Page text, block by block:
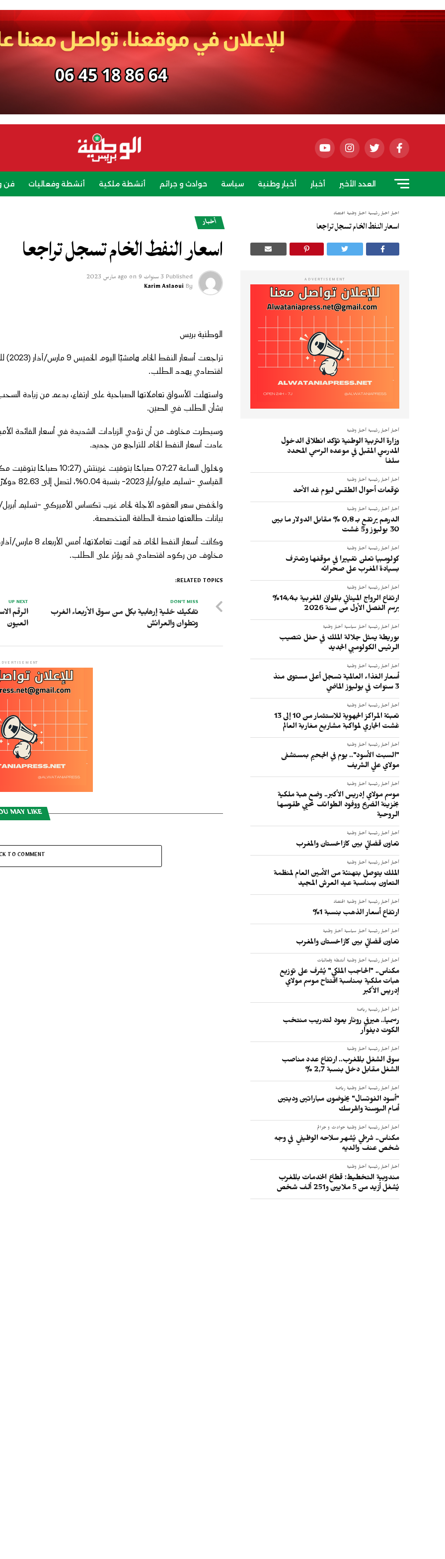
العدد الأخير أخبار أخبار وطنية سياسة حوادث و جرائم أنشطة ملكية أنشطة وفعاليات فن
أخبار أخبار رئيسية أخبار وطنية اقتصاد
اسعار النفط الخام تسجل تراجعا
ADVERTISEMENT
أخبار أخبار رئيسية أخبار وطنية
وزارة التربية الوطنية تؤكد انطلاق الدخول
المدرسي المقبل في موعده الرسمي المحدد
سلفا
أخبار أخبار رئيسية أخبار وطنية
توقعات أحوال الطقس ليوم غد الأحد
أخبار أخبار رئيسية أخبار وطنية
الدرهم يرتفع بـ 0,8 % مقابل الدولار ما بين
30 يوليوز و5 غشت
أخبار أخبار رئيسية أخبار وطنية
كولومبيا تعلن تغييرا في موقفها وتعترف
بسيادة المغرب على صحرائه
أخبار أخبار رئيسية أخبار وطنية
ارتفاع الرواج المينائي بالموانئ المغربية بـ14,4%
برسم الفصل الأول من سنة 2026
أخبار أخبار رئيسية أخبار سياسية أخبار وطنية
بوريطة يمثل جلالة الملك في حفل تنصيب
الرئيس الكولومبي الجديد
أخبار أخبار رئيسية أخبار وطنية
أسعار الغذاء العالمية تسجل أعلى مستوى منذ
3 سنوات في يوليوز الماضي
أخبار أخبار رئيسية أخبار وطنية
تعبئة المراكز الجهوية للاستثمار من 10 إلى 13
غشت الجاري لمواكبة مشاريع مغاربة العالم
أخبار أخبار رئيسية أخبار وطنية
"السبت الأسود".. يوم في الجحيم بمستشفى
مولاي علي الشريف
أخبار أخبار رئيسية أخبار وطنية
موسم مولاي إدريس الأكبر.. وضع هبة ملكية
بخزينة الضريح ووفود الطوائف تحيي طقوسها
الروحية
أخبار أخبار رئيسية أخبار وطنية
تعاون قضائي بين كازاخستان والمغرب
أخبار أخبار رئيسية أخبار وطنية
الملك يتوصل بتهنئة من الأمين العام لمنظمة
التعاون بمناسبة عيد العرش المجيد
أخبار أخبار رئيسية أخبار وطنية اقتصاد
ارتفاع أسعار الذهب بنسبة 1%
أخبار أخبار رئيسية أخبار سياسية أخبار وطنية
تعاون قضائي بين كازاخستان والمغرب
أخبار أخبار رئيسية أخبار وطنية أنشطة وفعاليات
مكناس.. "الحاجب الملكي" يُشرف على توزيع
هبات ملكية بمناسبة افتتاح موسم مولاي
إدريس الأكبر
أخبار أخبار رئيسية رياضة
رسميا.. هيرفي رونار يعود لتدريب منتخب
الكوت ديفوار
أخبار أخبار رئيسية أخبار وطنية
سوق الشغل بالمغرب.. ارتفاع عدد مناصب
الشغل مقابل دخل بنسبة 2,7 %
أخبار أخبار رئيسية أخبار وطنية رياضة
"أسود الفوتسال" يخوضون مباراتين وديتين
أمام البوسنة والهرسك
أخبار أخبار رئيسية أخبار وطنية حوادث و جرائم
مكناس.. شرطي يُشهر سلاحه الوظيفي في وجه
شخص عنف والديه
أخبار أخبار رئيسية أخبار وطنية
مندوبية التخطيط: قطاع الخدمات بالمغرب
يُشغل أزيد من 5 ملايين و251 ألف شخص
أخبار
اسعار النفط الخام تسجل تراجعا
Published 3 سنوات ago on 9 مارس 2023
By
Karim Aslaoui
الوطنية بريس
اقتصادي يهدد الطلب.
واستهلت الأسواق تعاملاتها الصباحية على ارتفاع، بدعم من زيادة
بشأن الطلب في الصين.
وسيطرت مخاوف من أن تؤدي الزيادات الشديدة في أسعار الفائدة
عادت أسعار النفط الخام للتراجع من جديد.
وبحلول الساعة 07:27 صباحًا
القياسي -تسليم مايو/أيار 2023- بنسبة 0.04%، لتصل إلى 82.63 دولارًا للبرميل.
بيانات طالعتها منصة الطاقة المتخصصة.
مخاوف من ركود اقتصادي قد يؤثر على الطلب.
RELATED TOPICS:
UP NEXT
الرقم
العيون
DON'T MISS
تفكيك خلية إرهابية بكل من سوق الأربعاء الغرب
وتطوان والعرائش
MAY LIKE
TO COMMENT